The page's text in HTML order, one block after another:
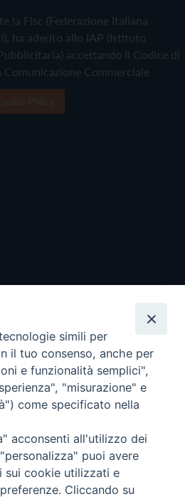
la Fisc (Federazione Italiana
ha aderito allo IAP (Istituto
accettando il Codice di
Commerciale
- Tutti i diritti riservati - Vita
simili per
il tuo consenso, anche per
e funzionalità semplici",
"misurazione" e
come specificato nella
acconsenti all'utilizzo dei
puoi avere
sui cookie utilizzati e
Cliccando su